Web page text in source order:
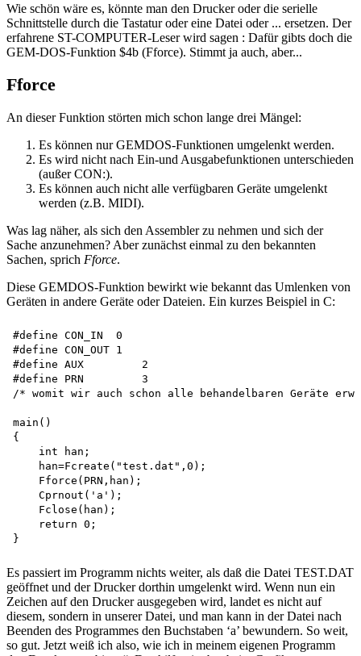
Wie schön wäre es, könnte man den Drucker oder die serielle
Schnittstelle durch die Tastatur oder eine Datei oder ... ersetzen. Der
erfahrene ST-COMPUTER-Leser wird sagen : Dafür gibts doch die
GEM-DOS-Funktion $4b (Fforce). Stimmt ja auch, aber...
Fforce
An dieser Funktion störten mich schon lange drei Mängel:
Es können nur GEMDOS-Funktionen umgelenkt werden.
Es wird nicht nach Ein-und Ausgabefunktionen unterschieden
(außer CON:).
Es können auch nicht alle verfügbaren Geräte umgelenkt
werden (z.B. MIDI).
Was lag näher, als sich den Assembler zu nehmen und sich der
Sache anzunehmen? Aber zunächst einmal zu den bekannten
Sachen, sprich Fforce.
Diese GEMDOS-Funktion bewirkt wie bekannt das Umlenken von
Geräten in andere Geräte oder Dateien. Ein kurzes Beispiel in C:
#define CON_IN  0
#define CON_OUT 1
#define AUX	    2
#define PRN	    3
/* womit wir auch schon alle behandelbaren Geräte
main()
{
    int han;
    han=Fcreate("test.dat",0);
    Fforce(PRN,han);
    Cprnout('a');
    Fclose(han);
    return 0;
Es passiert im Programm nichts weiter, als daß die Datei TEST.DAT
geöffnet und der Drucker dorthin umgelenkt wird. Wenn nun ein
Zeichen auf den Drucker ausgegeben wird, landet es nicht auf
diesem, sondern in unserer Datei, und man kann in der Datei nach
Beenden des Programmes den Buchstaben ‘a’ bewundern. So weit,
so gut. Jetzt weiß ich also, wie ich in meinem eigenen Programm